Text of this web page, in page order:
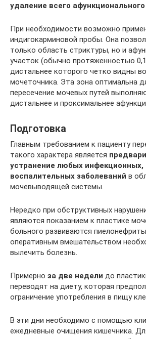
удаление всего
При необходимости возможно
индигокарминовой пробы. Она
только область стриктуры, но и
участок (обычно протяженностью
дистальнее которого четко видны
мочеточника. Эта зона оптимальна
пересечение мочевых путей
дистальнее и проксимальнее
Подготовка
Главным требованием к пациенту
такого характера является
устранение любых инфекционных,
воспалительных заболеваний в
мочевыводящей системы.
Нередко при обструктивных
являются показанием к пластике
больного развиваются
оперативным вмешательством
вылечить болезнь.
Примерно за две недели до
переводят на диету, которая
ограничение употребления в пищу
В эти дни необходимо с помощью
ежедневные очищения кишечника.